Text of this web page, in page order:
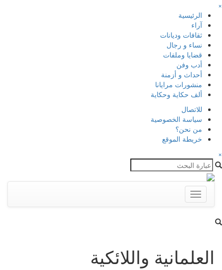
×
الرئيسية
آراء
ثقافات وديانات
نساء و رجال
قضايا وملفات
أدب وفن
أحداث و أزمنة
منشورات مرايانا
ألف حكاية وحكاية
للاتصال
سياسة الخصوصية
من نحن؟
خريطة الموقع
×
Toggle
navigation
العلمانية واللائكية